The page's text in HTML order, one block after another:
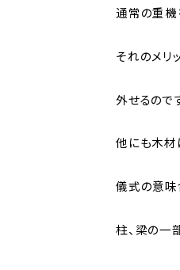
通常の重機
それのメリ
外せるので
他にも木材
儀式の意味
柱、梁の一